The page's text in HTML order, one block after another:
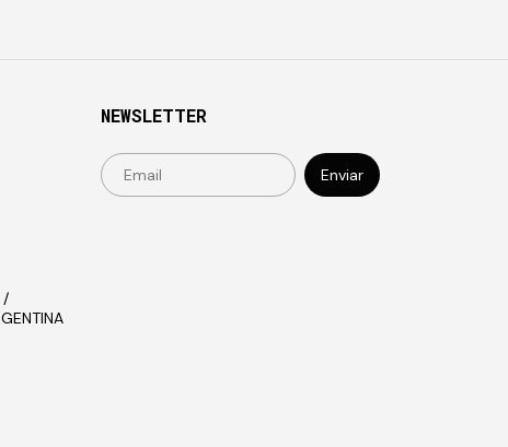
/
NEWSLETTER